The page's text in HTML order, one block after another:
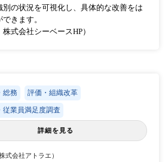
別の状況を可視化し、具体的な改善をは
きます。
株式会社シーベースHP）
総務 評価・組織改革
従業員満足度調査
詳細を見る
株式会社アトラエ）